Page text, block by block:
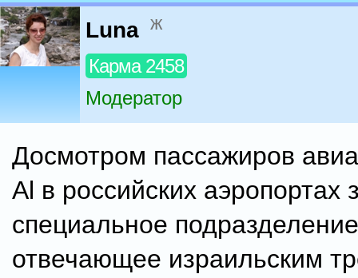
Luna ж
Карма 2458
Модератор
Досмотром пассажиров
Al в российских аэропортах
специальное
отвечающее израильским